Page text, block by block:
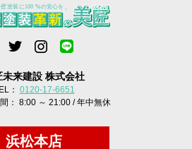
未来建設 株式会社
： 0120-17-6651
： 8:00 ～ 21:00 / 年中無休
浜松本店